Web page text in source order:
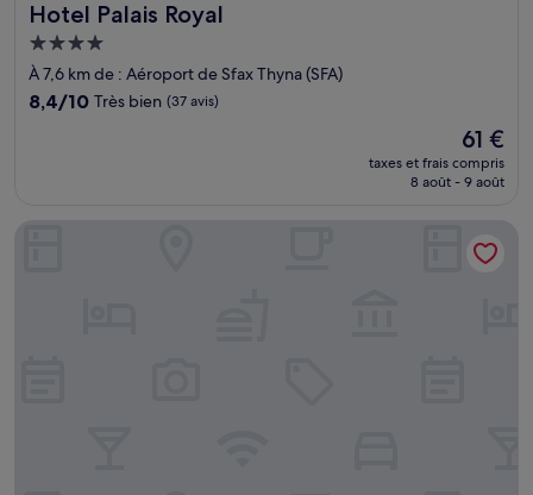
Hotel Palais Royal
Hotel Palais Royal
Hébergement
4.0 étoiles
À 7,6 km de : Aéroport de Sfax Thyna (SFA)
8.4
8,4/10 Très bien (37 avis)
Le
nouveau
prix
61 €
61 €
taxes et frais compris
8 août - 9 août